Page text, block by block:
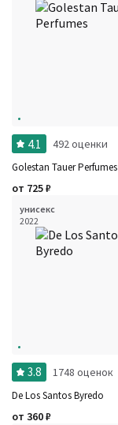
4.1 492 оценки
Golestan Tauer Perfumes
от 725₽
унисекс
2022
3.8 1748 оценок
De Los Santos Byredo
от 360₽